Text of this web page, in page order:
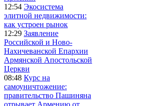
12:54 Экосистема
элитной недвижимости:
как устроен рынок
12:29 Заявление
Российской и Ново-
Нахичеванской Епархии
Армянской Апостольской
Церкви
08:48 Курс на
самоуничтожение:
правительство Пашиняна
отрывает Армению от